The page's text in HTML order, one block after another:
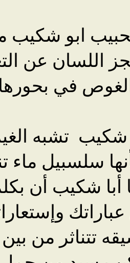
ابو شكيب
اللسان عن
في
شكيب تشبه
سلسبيل
أبا شكيب أن
تتناثر من